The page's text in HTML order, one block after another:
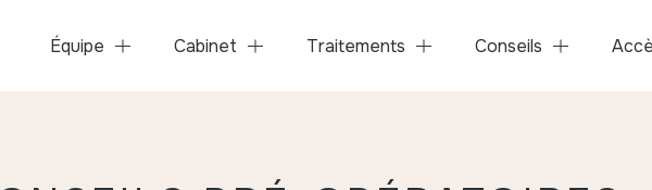
Équipe Cabinet Traitements Conseils